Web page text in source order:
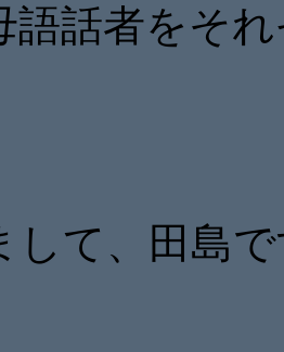
語話者をそ
して、田島